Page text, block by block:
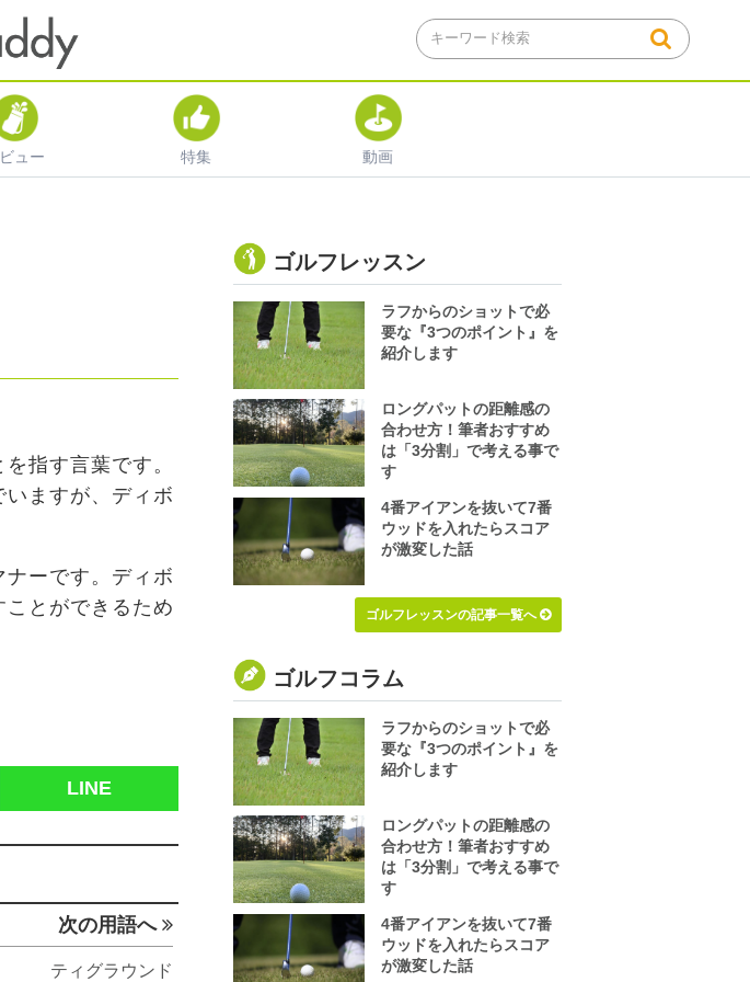
ュー 特集 動画
指す言葉です。
ますが、ディボ
ーです。ディボ
とができるため
LINE
次の用語へ
ティグラウンド
ゴルフレッスン
ラフからのショットで必
要な『3つのポイント』を
紹介します
ロングパットの距離感の
合わせ方！筆者おすすめ
は「3分割」で考える事で
す
4番アイアンを抜いて7番
ウッドを入れたらスコア
が激変した話
ゴルフレッスンの記事一覧へ
ゴルフコラム
ラフからのショットで必
要な『3つのポイント』を
紹介します
ロングパットの距離感の
合わせ方！筆者おすすめ
は「3分割」で考える事で
す
4番アイアンを抜いて7番
ウッドを入れたらスコア
が激変した話